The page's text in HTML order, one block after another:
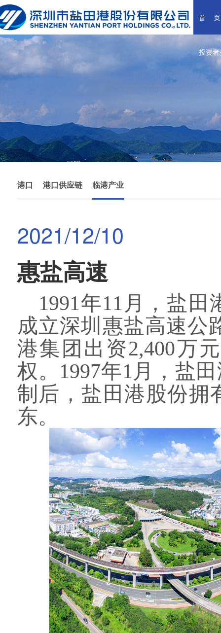
首    页
投资
港口 港口供应链 临港产业
2021/12/10
惠盐高速
1991年11月，盐
成立深圳惠盐高速公
港集团出资2,400万
权。1997年1月，盐
制后，盐田港股份拥
东。